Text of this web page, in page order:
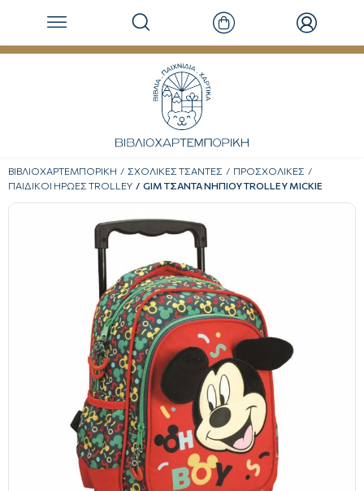
ΒΙΒΛΙΟΧΑΡΤΕΜΠΟΡΙΚΗ ΣΧΟΛΙΚΕΣ ΤΣΑΝΤΕΣ
ΠΡΟΣΧΟΛΙΚΕΣ
ΠΑΙΔΙΚΟΙ ΗΡΩΕΣ TROLLEY
GIM ΤΣΑΝΤΑ ΝΗΠΙΟΥ TROLLEY MICKIE